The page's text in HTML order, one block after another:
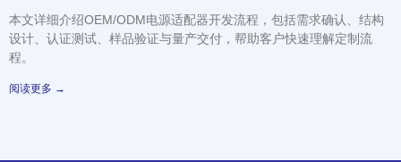
本文详细介绍OEM/ODM电源适配器开发流程，包括需求确认、结构
设计、认证测试、样品验证与量产交付，帮助客户快速理解定制流
程。
阅读更多 →